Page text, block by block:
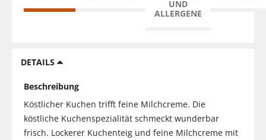
UND
ALLERGENE
DETAILS
Beschreibung
Köstlicher Kuchen trifft feine Milchcreme. Die
köstliche Kuchenspezialität schmeckt wunderbar
frisch. Lockerer Kuchenteig und feine Milchcreme mit